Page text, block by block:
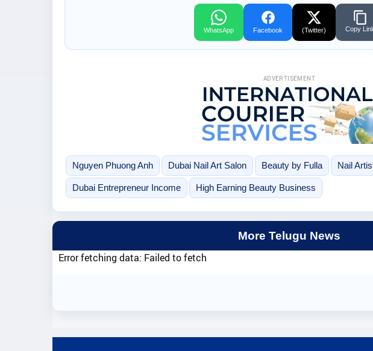
WhatsApp Facebook (Twitter) Copy
ADVERTISEMENT
Nguyen Phuong Anh Dubai Nail Art Salon Beauty by Fulla Nail
Dubai Entrepreneur Income High Earning Beauty Business
More Telugu News
Error fetching data: Failed to fetch